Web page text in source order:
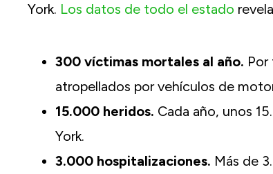
York. Los datos de todo el estado
300 víctimas mortales al año.
atropellados por vehículos de
15.000 heridos. Cada año, unos
York.
3.000 hospitalizaciones. Más de